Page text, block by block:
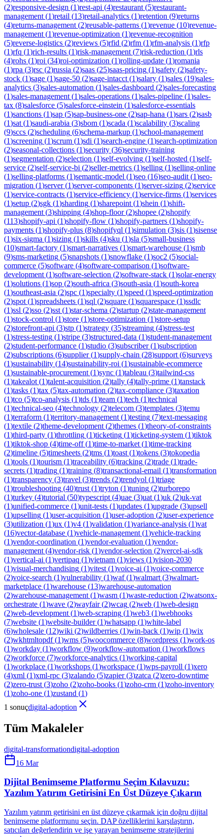
(2)responsive-design (1)rest-api (4)restaurant (5)restaurant-
management (1)retail (13)retail-analytics (1)retention (9)returns
(4)returns-management (2)reusable-patterns (1)revenue (10)revenue-
management (1)revenue-optimization (1)revenue-recognition
(5)reverse-logistics (2)reviews (5)rfid (2)rfm (1)rfm-analysis (1)rfp
(1)rfq (1)rich-results (1)risk-management (7)risk-reduction (1)rls
(4)rohs (1)roi (34)roi-optimization (1)rolling-update (1)romania
(1)rpa (3)rsc (2)russia (2)saas (25)saas-pricing (1)safety (2)safety-
stock (1)sage (1)sage-50 (2)sage-intacct (1)salary (1)sales (19)sales-
analytics (3)sales-automation (1)sales-dashboard (2)sales-forecasting
(1)sales-management (1)sales-operations (1)sales-pipeline (1)sales-
tax (8)salesforce (5)salesforce-einstein (1)salesforce-essentials
(1)sanctions (1)sap (5)sap-business-one (2)sap-hana (1)sars (2)sasb
(1)sat (1)saudi-arabia (3)sbom (1)scada (1)scalability (3)scaling
(9)sccs (2)scheduling (6)schema-markup (1)school-management
(1)screening (1)scrum (1)sdi (1)search-engine (1)search-optimization
(2)seasonal-collections (1)security (36)security-training
(1)segmentation (2)selection (1)self-evolving (1)self-hosted (1)self-
service (2)self-service-bi (2)seller-metrics (1)selling (1)selling-online
(1)selling-platforms (1)semantic-model (1)seo (16)seo-audit (1)seo-
migration (1)server(1)server-components (1)server-sizing (2)service
(1)service-contracts (1)service-efficiency (1)service-firms (1)services
(1)setup (2)sgk (1)sharding (1)sharepoint (1)shein (1)shift-
management (3)shipping (4)shop-floor(2)shopee (2)shopify
(113)shopify-api (1)shopify-flow (1)shopify-partners (1)shopify-
payments (1)shopify-plus (8)shopifyql (1)simulation (3)sis (1)sisense
(1)six-sigma (1)sizing (1)skills (4)sku (1)sla (5)small-business
(10)smart-factory (1)smart-narratives (1)smart-warehouse (1)smb
(9)sms-marketing (5)snapshots (1)snowflake (1)soc2 (5)social-
commerce (5)software (4)software-comparison (1)software-
development (1)software-selection (2)software-stack (1)solar-energy
(1)solutions (1)sop (2)south-africa (3)south-asia (1)south-korea
(1)southeast-asia (2)spc (1)specialty (1)speed (1)speed-optimization
(2)spot (1)spreadsheets (1)sql (2)square (1)squarespace (1)ssdlc
(1)ssl (2)sso (2)sst (1)star-schema (2)startup (2)state-management
(1)stock-control (1)store (1)store-optimization (1)store-setup
(2)storefront-api (3)stp (1)strategy (35)streaming (4)stress-test
(1)stress-testing (1)stripe (3)structured-data (1)student-management
(2)student-performance (1)studio (3)subscriber(1)subscription
(2)subscriptions (6)supplier(1)supply-chain (28)support (6)surveys
(1)sustainability (14)sustainability-roi (1)sustainable-ecommerce
(1)sustainable-procurement (1)sync (1)tableau (3)tailwind-css
(1)takealot (1)talent-acquisition (2)tally (4)tally-prime (1)tanstack
(1)tasks (1)tax (5)tax-automation (2)tax-compliance (3)taxation
(1)tco (5)tco-analysis (1)tds (1)team (1)tech (1)technical
(1)technical-seo (4)technology (2)telecom (3)templates (3)temu
(1)terraform (1)territory-management (1)testing (7)text-messaging
(1)textile (2)theme-development (2)themes (1)theory-of-constraints
(1)third-party (1)throttling (1)ticketing (1)ticketing-system (1)tiktok
(1)tiktok-shop (4)time-off(1)time-to-market (1)time-tracking
(2)timeline (5)timesheets (2)tms (1)toast (1)tokens (3)tokopedia
(1)tools (1)tourism (1)traceability (6)tracking (2)trade (1)trade-
secrets (1)trading (1)training (8)transactional-email (1)transformation
(1)transparency (3)travel (3)trends (2)trendyol (1)triage
(1)troubleshooting (40)trust (1)tryton (1)tuning (2)turborepo
(1)turkey (4)tutorial (50)typescript (4)uae (3)uat (1)uk (2)uk-vat
(1)unified-commerce (1)unit-tests (1)updates (1)upgrade (3)upsell
(1)upselling (1)user-acquisition (1)user-adoption (2)user-experience
(3)utilization (1)ux (1)v4 (1)validation (1)variance-analysis (1)vat
(16)vector-database (1)vehicle-management (1)vehicle-tracking
(1)vendor-coordination (1)vendor-evaluation (1)vendor-
management (4)vendor-risk (1)vendor-selection (2)vercel-ai-sdk
(1)vertical-ai (1)vertipaq (1)vietnam (1)views (1)vision-2030
(1)visual-merchandising (1)vitest (1)voice-ai (1)voice-commerce
(2)voice-search (1)vulnerability (1)waf(1)walmart (3)walmart-
marketplace (1)warehouse (13)warehouse-automation
(2)warehouse-management (1)wasm (1)waste-reduction (2)watsonx-
orchestrate (1)wave (2)wayfair(2)wcag (2)web (1)web-design
(2)web-development (1)web-scraping (1)web3 (1)webhooks
(7)website (1)website-builder(1)whatsapp (1)white-label
(6)wholesale (12)wiki (2)wildberries (1)win-back (1)wip (1)wix
(2)wkhtmltopdf(1)wms (5)woocommerce (8)wordpress (1)work-os
(1)workday (1)workflow (9)workflow-automation (1)workflows
(2)workforce (7)workforce-analytics (1)working-capital
(1)workplace (1)workshops (1)workspace (1)wps-payroll (1)xero
(4)xml (1)xml-rpc (3)zalando (5)zapier(3)zatca (2)zero-downtime
(2)zero-trust (3)zoho (2)zoho-books (1)zoho-crm (1)zoho-inventory
(1)zoho-one (1)zustand (1)
1 sonuçdigital-adoption
Tüm Makaleler
digital-transformationdigital-adoption
16 Mar
Dijital Benimseme Platformu Seçim Kılavuzu:
Yazılım Yatırım Getirisini En Üst Düzeye Çıkarın
Yazılım yatırım getirisini en üst düzeye çıkarmak için doğru dijital
benimseme platformunu seçin. DAP özelliklerini karşılaştırın,
satıcıları değerlendirin ve işe yarayan benimseme stratejilerini